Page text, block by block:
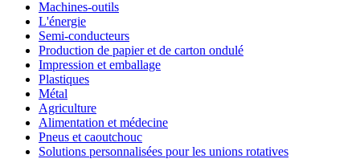
Machines-outils
L'énergie
Semi-conducteurs
Production de papier et de carton ondulé
Impression et emballage
Plastiques
Métal
Agriculture
Alimentation et médecine
Pneus et caoutchouc
Solutions personnalisées pour les unions rotatives